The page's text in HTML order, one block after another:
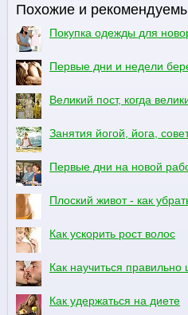
Похожие и
Покупка одежды для
Первые дни и недели
Великий пост, когда
Занятия йогой, йога,
Первые дни на новой
Плоский живот - как
Как ускорить рост волос
Как научиться правильно
Как удержаться на диете